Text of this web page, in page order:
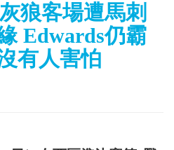
狼客場遭馬刺
Edwards仍霸
有人害怕